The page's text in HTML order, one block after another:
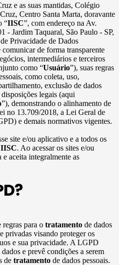
e as suas mantidas, Colégio
Centro Santa Marta, doravante
“IISC”, com endereço na Av.
- Jardim Taquaral, São Paulo - SP,
Privacidade de Dados
de forma transparente
intermediários e terceiros
como “Usuário”), suas regras
como coleta, uso,
exclusão de dados
legais (aqui
”), demonstrando o alinhamento de
no 13.709/2018, a Lei Geral de
e demais normativos vigentes.
site e/ou aplicativo e a todos os
IISC. Ao acessar os sites e/ou
e aceita integralmente as
regras para o tratamento de dados
privadas visando proteger os
e sua privacidade. A LGPD
e prevê condições a serem
de tratamento de dados pessoais.